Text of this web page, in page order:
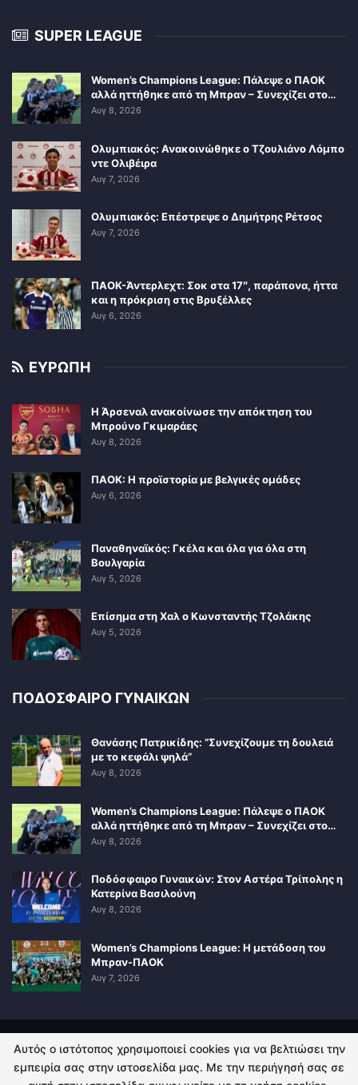
SUPER LEAGUE
Women’s Champions League: Πάλεψε ο ΠΑΟΚ
αλλά ηττήθηκε από τη Μπραν – Συνεχίζει στο…
Αυγ 8, 2026
Ολυμπιακός: Ανακοινώθηκε ο Τζουλιάνο Λόμπο
ντε Ολιβέιρα
Αυγ 7, 2026
Ολυμπιακός: Επέστρεψε ο Δημήτρης Ρέτσος
Αυγ 7, 2026
ΠΑΟΚ-Άντερλεχτ: Σοκ στα 17″, παράπονα, ήττα
και η πρόκριση στις Βρυξέλλες
Αυγ 6, 2026
ΕΥΡΩΠΗ
Η Άρσεναλ ανακοίνωσε την απόκτηση του
Μπρούνο Γκιμαράες
Αυγ 8, 2026
ΠΑΟΚ: Η προϊστορία με βελγικές ομάδες
Αυγ 6, 2026
Παναθηναϊκός: Γκέλα και όλα για όλα στη
Βουλγαρία
Αυγ 5, 2026
Επίσημα στη Χαλ ο Κωνσταντής Τζολάκης
Αυγ 5, 2026
ΠΟΔΟΣΦΑΙΡΟ ΓΥΝΑΙΚΩΝ
Θανάσης Πατρικίδης: “Συνεχίζουμε τη δουλειά
με το κεφάλι ψηλά”
Αυγ 8, 2026
Women’s Champions League: Πάλεψε ο ΠΑΟΚ
αλλά ηττήθηκε από τη Μπραν – Συνεχίζει στο…
Αυγ 8, 2026
Ποδόσφαιρο Γυναικών: Στον Αστέρα Τρίπολης η
Κατερίνα Βασιλούνη
Αυγ 8, 2026
Women’s Champions League: Η μετάδοση του
Μπραν-ΠΑΟΚ
Αυγ 7, 2026
ΠΟΛΙΤΙΚΗ ΑΠΟΡΡΗΤΟΥ ΕΠΙΚΟΙΝΩΝΙΑ
Αυτός ο ιστότοπος χρησιμοποιεί cookies για να βελτιώσει την
εμπειρία σας στην ιστοσελίδα μας. Με την περιήγησή σας σε